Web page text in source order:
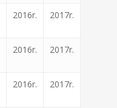
2016r. 2017r.
2016r. 2017r.
2016r. 2017r.